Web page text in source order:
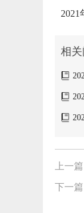
2021
相
上一篇
下一篇